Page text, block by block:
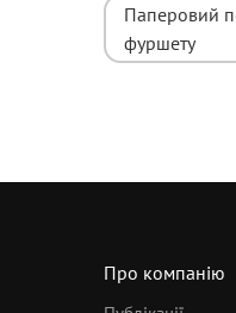
Паперовий
фуршету
Про компанію